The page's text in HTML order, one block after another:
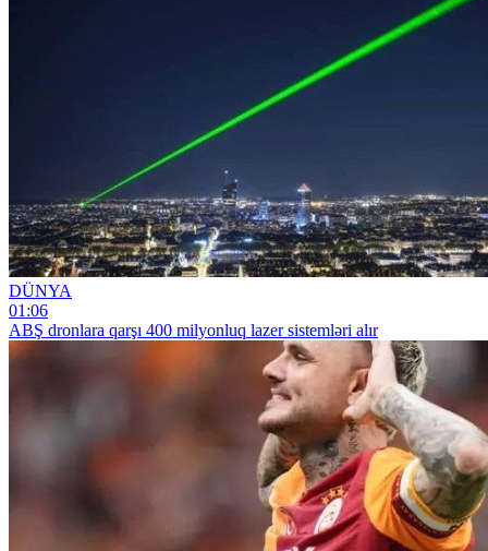
DÜNYA
01:06
ABŞ dronlara qarşı 400 milyonluq lazer sistemləri alır